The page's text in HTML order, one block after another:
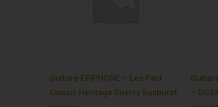
Guitare EPIPHONE – Les Paul
Classic Heritage Cherry Sunburst
–